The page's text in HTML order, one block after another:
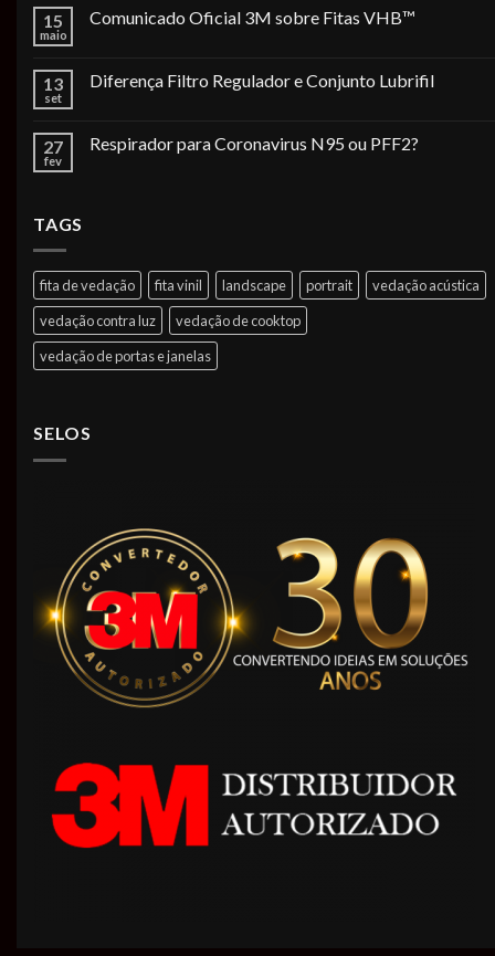
15
maio
Comunicado Oficial 3M sobre Fitas VHB™
13
set
Diferença Filtro Regulador e Conjunto Lubrifil
27
fev
Respirador para Coronavirus N95 ou PFF2?
TAGS
fita de vedação fita vinil landscape portrait
vedação acústica
vedação contra luz
vedação de cooktop
vedação de portas e janelas
SELOS